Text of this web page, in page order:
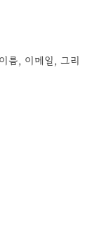
름, 이메일, 그리